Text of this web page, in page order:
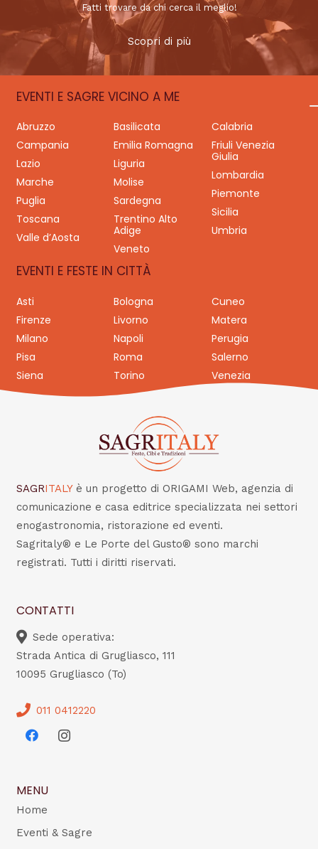
Fatti trovare da chi cerca il meglio!
Scopri di più
EVENTI E SAGRE VICINO A ME
Abruzzo Basilicata
Calabria
Campania
Emilia Romagna
Friuli Venezia
Giulia
Lazio
Liguria
Lombardia
Marche
Molise
Piemonte
Puglia
Sardegna
Sicilia
Toscana
Trentino Alto
Adige
Umbria
Valle d’Aosta
Veneto
EVENTI E FESTE IN CITTÀ
Asti Bologna
Cuneo
Firenze
Livorno
Matera
Milano
Napoli
Perugia
Pisa
Roma
Salerno
Siena
Torino Venezia
SAGRITALY è un progetto di ORIGAMI Web, agenzia di
comunicazione e casa editrice specializzata nei settori
enogastronomia, ristorazione ed eventi.
Sagritaly® e Le Porte del Gusto® sono marchi
registrati. Tutti i diritti riservati.
CONTATTI
Sede operativa:
Strada Antica di Grugliasco, 111
10095 Grugliasco (To)
011 0412220
MENU
Home
Eventi & Sagre